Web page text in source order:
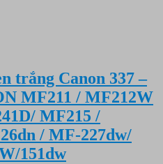
₫.
trắng Canon 337 –
MF211 / MF212W
MF215 /
/ MF-227dw/
151dw